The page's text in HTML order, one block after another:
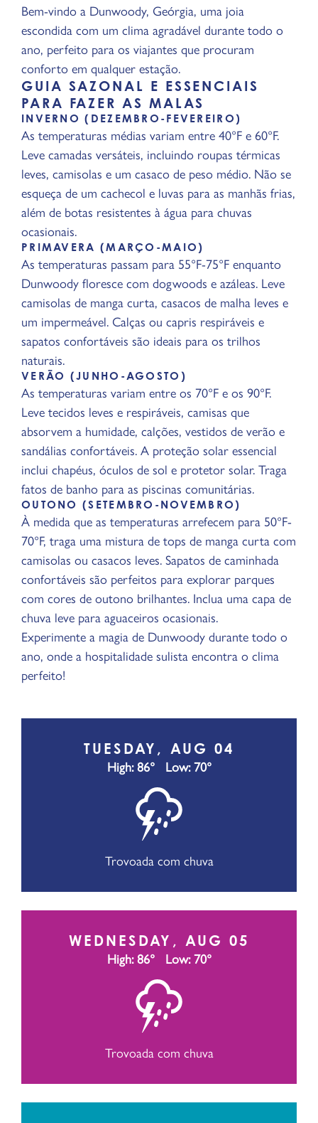
Bem-vindo a Dunwoody, Geórgia, uma joia
escondida com um clima agradável durante todo o
ano, perfeito para os viajantes que procuram
conforto em qualquer estação.
GUIA SAZONAL E ESSENCIAIS
PARA FAZER AS MALAS
INVERNO (DEZEMBRO-FEVEREIRO)
As temperaturas médias variam entre 40°F e 60°F.
Leve camadas versáteis, incluindo roupas térmicas
leves, camisolas e um casaco de peso médio. Não se
esqueça de um cachecol e luvas para as manhãs frias,
além de botas resistentes à água para chuvas
ocasionais.
PRIMAVERA (MARÇO-MAIO)
As temperaturas passam para 55°F-75°F enquanto
Dunwoody floresce com dogwoods e azáleas. Leve
camisolas de manga curta, casacos de malha leves e
um impermeável. Calças ou capris respiráveis e
sapatos confortáveis são ideais para os trilhos
naturais.
VERÃO (JUNHO-AGOSTO)
As temperaturas variam entre os 70°F e os 90°F.
Leve tecidos leves e respiráveis, camisas que
absorvem a humidade, calções, vestidos de verão e
sandálias confortáveis. A proteção solar essencial
inclui chapéus, óculos de sol e protetor solar. Traga
fatos de banho para as piscinas comunitárias.
OUTONO (SETEMBRO-NOVEMBRO)
À medida que as temperaturas arrefecem para 50°F-
70°F, traga uma mistura de tops de manga curta com
camisolas ou casacos leves. Sapatos de caminhada
confortáveis são perfeitos para explorar parques
com cores de outono brilhantes. Inclua uma capa de
chuva leve para aguaceiros ocasionais.
Experimente a magia de Dunwoody durante todo o
ano, onde a hospitalidade sulista encontra o clima
perfeito!
TUESDAY, AUG 04
High: 86° Low: 70°
Trovoada com chuva
WEDNESDAY, AUG 05
High: 86° Low: 70°
Trovoada com chuva